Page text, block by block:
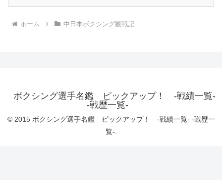
ホーム 中日本ボクシング観戦記
ボクシング選手名鑑 ピックアップ！ -戦績一覧-
-戦歴一覧-
© 2015 ボクシング選手名鑑 ピックアップ！ -戦績一覧- -戦歴一
覧-.